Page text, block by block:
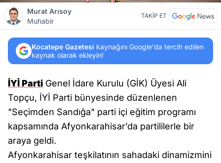
Murat Arısoy
Muhabir
TAKİP ET
Kocatepe Gazetesi kaynağını Google'da tercih edilen
kaynak olarak ekleyin!
İYİ Parti Genel İdare Kurulu (GİK) Üyesi Ali
Topçu, İYİ Parti bünyesinde düzenlenen
"Seçimden Sandığa" parti içi eğitim programı
kapsamında Afyonkarahisar’da partililerle bir
araya geldi.
Afyonkarahisar teşkilatının sahadaki dinamizmini